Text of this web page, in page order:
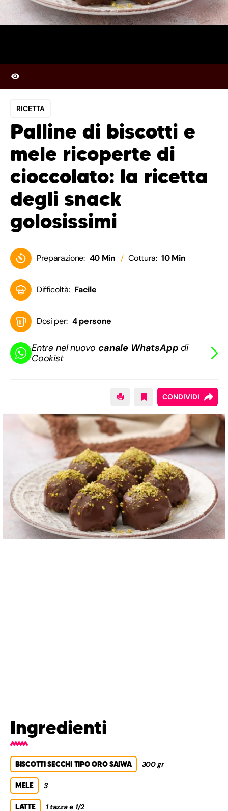
RICETTA
Palline di biscotti e
mele ricoperte di
cioccolato: la ricetta
degli snack
golosissimi
Preparazione: 40 Min Cottura: 10 Min
Difficoltà: Facile
Dosi per: 4 persone
Entra nel nuovocanale WhatsApp di
Cookist
CONDIVIDI
Ingredienti
BISCOTTI SECCHI TIPO ORO SAIWA 300 gr
MELE 3
LATTE 1 tazza e 1/2